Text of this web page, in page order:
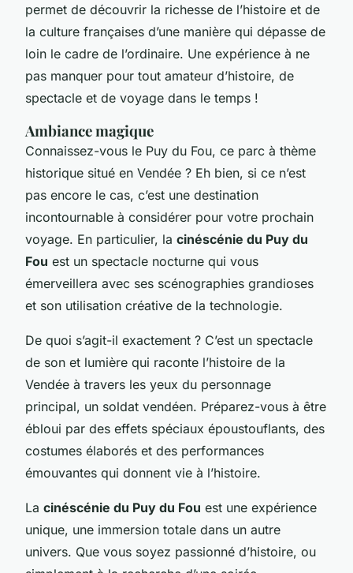
permet de découvrir la richesse de l’histoire et de
la culture françaises d’une manière qui dépasse de
loin le cadre de l’ordinaire. Une expérience à ne
pas manquer pour tout amateur d’histoire, de
spectacle et de voyage dans le temps !
Ambiance magique
Connaissez-vous le Puy du Fou, ce parc à thème
historique situé en Vendée ? Eh bien, si ce n’est
pas encore le cas, c’est une destination
incontournable à considérer pour votre prochain
voyage. En particulier, la cinéscénie du Puy du
Fou est un spectacle nocturne qui vous
émerveillera avec ses scénographies grandioses
et son utilisation créative de la technologie.
De quoi s’agit-il exactement ? C’est un spectacle
de son et lumière qui raconte l’histoire de la
Vendée à travers les yeux du personnage
principal, un soldat vendéen. Préparez-vous à être
ébloui par des effets spéciaux époustouflants, des
costumes élaborés et des performances
émouvantes qui donnent vie à l’histoire.
La cinéscénie du Puy du Fou est une expérience
unique, une immersion totale dans un autre
univers. Que vous soyez passionné d’histoire, ou